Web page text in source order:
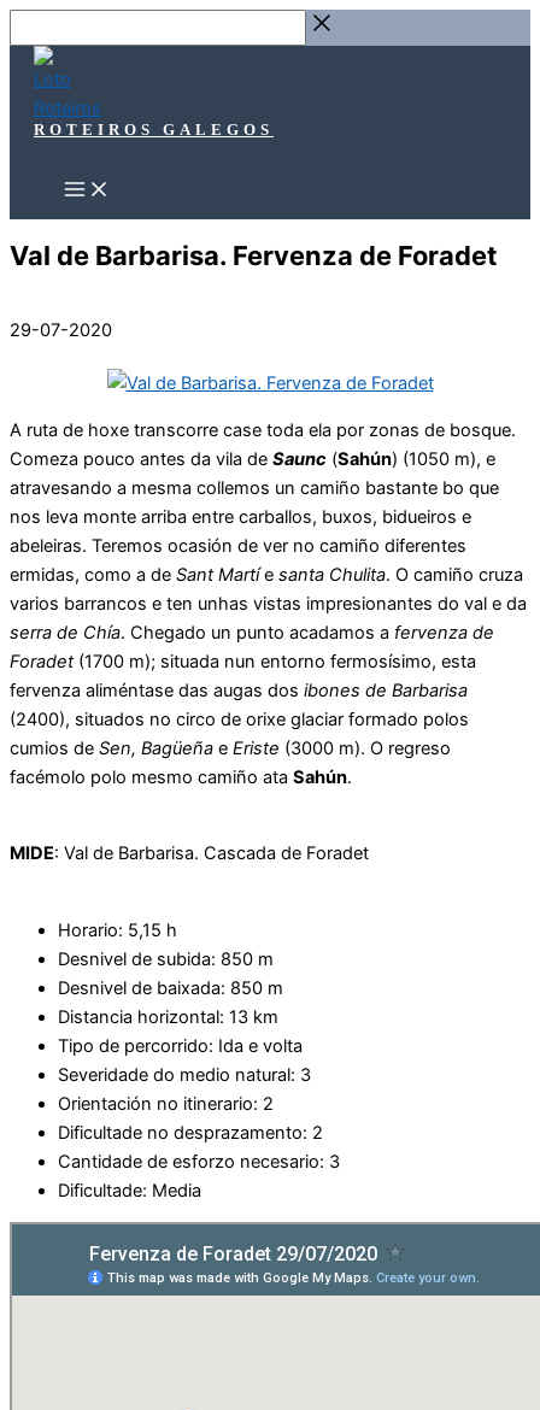
ao
contido
…
ROTEIROS GALEGOS
Val de Barbarisa. Fervenza de Foradet
29-07-2020
A ruta de hoxe transcorre case toda ela por zonas de bosque.
Comeza pouco antes da vila de Saunc (Sahún) (1050 m), e
atravesando a mesma collemos un camiño bastante bo que
nos leva monte arriba entre carballos, buxos, bidueiros e
abeleiras. Teremos ocasión de ver no camiño diferentes
ermidas, como a de Sant Martíe santa Chulita. O camiño cruza
varios barrancos e ten unhas vistas impresionantes do val e da
serra de Chía. Chegado un punto acadamos a fervenza de
Foradet(1700 m); situada nun entorno fermosísimo, esta
fervenza aliméntase das augas dos ibones de Barbarisa
(2400), situados no circo de orixe glaciar formado polos
cumios de Sen, Bagüeña e Eriste (3000 m). O regreso
facémolo polo mesmo camiño ata Sahún.
MIDE: Val de Barbarisa. Cascada de Foradet
Horario: 5,15 h
Desnivel de subida: 850 m
Desnivel de baixada: 850 m
Distancia horizontal: 13 km
Tipo de percorrido: Ida e volta
Severidade do medio natural: 3
Orientación no itinerario: 2
Dificultade no desprazamento: 2
Cantidade de esforzo necesario: 3
Dificultade: Media